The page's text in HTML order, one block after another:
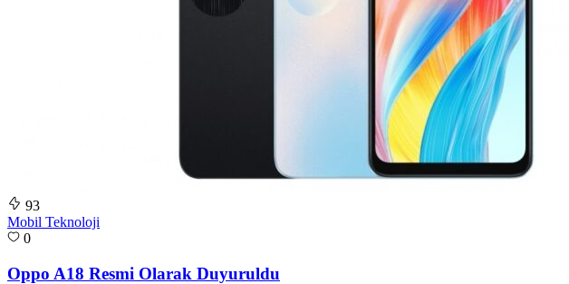
93
Mobil Teknoloji
0
Oppo A18 Resmi Olarak Duyuruldu